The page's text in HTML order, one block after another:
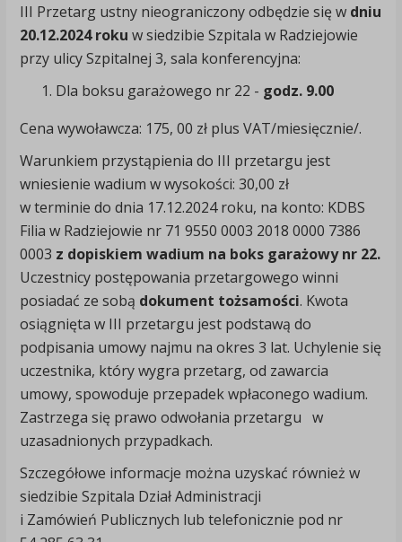
III Przetarg ustny nieograniczony odbędzie się w dniu
20.12.2024 roku w siedzibie Szpitala w Radziejowie
przy ulicy Szpitalnej 3, sala konferencyjna:
Dla boksu garażowego nr 22 - godz. 9.00
Cena wywoławcza: 175, 00 zł plus VAT/miesięcznie/.
Warunkiem przystąpienia do III przetargu jest
wniesienie wadium w wysokości: 30,00 zł
w terminie do dnia 17.12.2024 roku, na konto: KDBS
Filia w Radziejowie nr 71 9550 0003 2018 0000 7386
0003 z dopiskiem wadium na boks garażowy nr 22.
Uczestnicy postępowania przetargowego winni
posiadać ze sobą dokument tożsamości. Kwota
osiągnięta w III przetargu jest podstawą do
podpisania umowy najmu na okres 3 lat. Uchylenie się
uczestnika, który wygra przetarg, od zawarcia
umowy, spowoduje przepadek wpłaconego wadium.
Zastrzega się prawo odwołania przetargu w
uzasadnionych przypadkach.
Szczegółowe informacje można uzyskać również w
siedzibie Szpitala Dział Administracji
i Zamówień Publicznych lub telefonicznie pod nr